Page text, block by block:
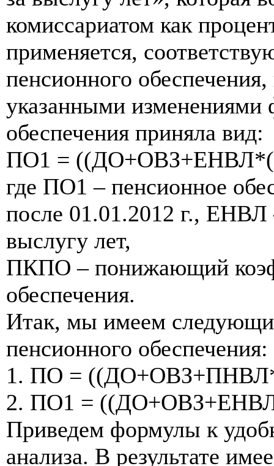
комиссариатом как
применяется,
пенсионного
указанными изменениями
обеспечения приняла вид:
ПО1 =
где ПО1 – пенсионное
после 01.01.2012 г., ЕНВЛ
выслугу лет,
ПКПО – понижающий
обеспечения.
Итак, мы имеем
пенсионного обеспечения:
1. ПО =
2. ПО1 =
Приведем формулы к
анализа. В результате